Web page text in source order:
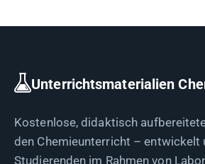
Unterrichtsmaterialien
Kostenlose, didaktisch
den Chemieunterricht – entwickelt
Studierenden im Rahmen von